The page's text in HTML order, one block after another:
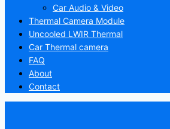
Car Audio & Video
Thermal Camera Module
Uncooled LWIR Thermal
Car Thermal camera
FAQ
About
Contact